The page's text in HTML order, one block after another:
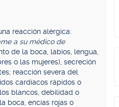
reacción alérgica:
a su médico de
de la boca, labios, lengua,
o las mujeres), secreción
reacción severa del
cardíacos rápidos o
blancos, debilidad o
boca, encías rojas o